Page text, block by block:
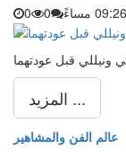
0
0
ونيللي قبل عودتهما
المزيد ...
عالم الفن والمشاهير